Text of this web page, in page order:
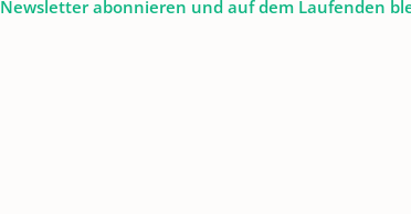
Newsletter abonnieren und auf dem Laufenden